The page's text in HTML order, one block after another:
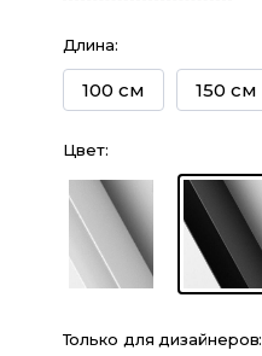
Длина:
100 см 150 см
Цвет:
Только для дизайнеров: